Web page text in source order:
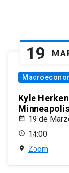
19
Kyle
Minneapolis
19 de
14:00
Zoom